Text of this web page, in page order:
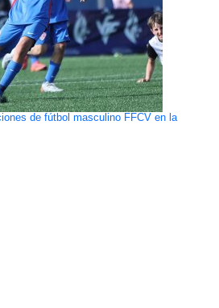
de fútbol masculino FFCV en la